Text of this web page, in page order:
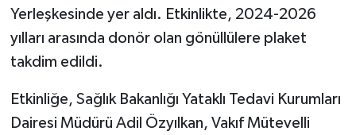
Yerleşkesinde yer aldı. Etkinlikte, 2024-2026
yılları arasında donör olan gönüllülere plaket
takdim edildi.
Etkinliğe, Sağlık Bakanlığı Yataklı Tedavi Kurumları
Dairesi Müdürü Adil Özyılkan, Vakıf Mütevelli